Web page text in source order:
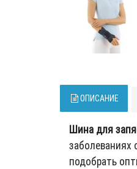
ОПИСАНИЕ
Шина для
заболеваниях
подобрать